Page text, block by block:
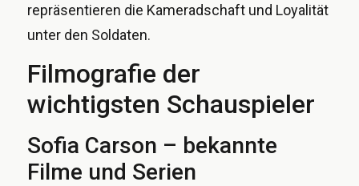
repräsentieren die Kameradschaft und Loyalität
unter den Soldaten.
Filmografie der
wichtigsten Schauspieler
Sofia Carson – bekannte
Filme und Serien